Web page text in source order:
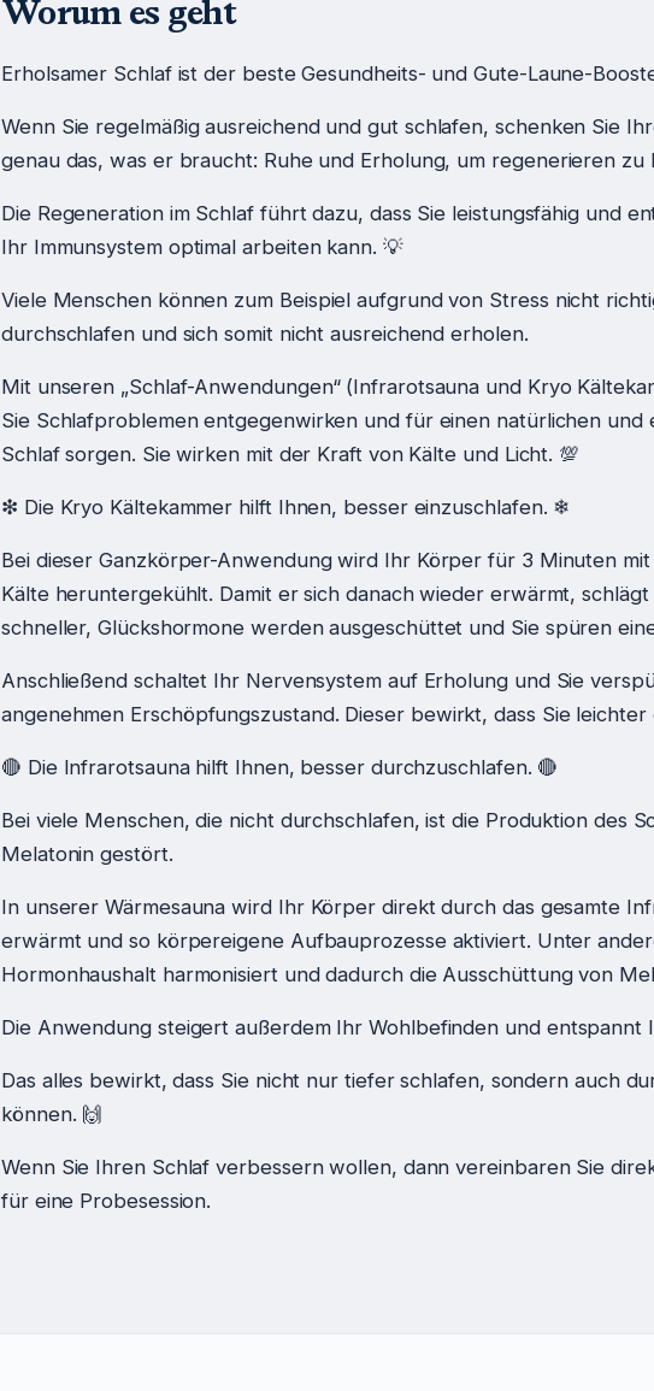
Worum es geht
Erholsamer Schlaf ist der beste Gesundheits- und Gute-Laune-
Wenn Sie regelmäßig ausreichend und gut schlafen, schenken Sie
genau das, was er braucht: Ruhe und Erholung, um regenerieren zu
Die Regeneration im Schlaf führt dazu, dass Sie leistungsfähig und
Ihr Immunsystem optimal arbeiten kann. 💡
Viele Menschen können zum Beispiel aufgrund von Stress nicht
durchschlafen und sich somit nicht ausreichend erholen.
Mit unseren „Schlaf-Anwendungen“ (Infrarotsauna und Kryo
Sie Schlafproblemen entgegenwirken und für einen natürlichen und
Schlaf sorgen. Sie wirken mit der Kraft von Kälte und Licht. 💯
❇ Die Kryo Kältekammer hilft Ihnen, besser einzuschlafen. ❄
Bei dieser Ganzkörper-Anwendung wird Ihr Körper für 3 Minuten
Kälte heruntergekühlt. Damit er sich danach wieder erwärmt,
schneller, Glückshormone werden ausgeschüttet und Sie spüren
Anschließend schaltet Ihr Nervensystem auf Erholung und Sie
angenehmen Erschöpfungszustand. Dieser bewirkt, dass Sie leichter
🔴 Die Infrarotsauna hilft Ihnen, besser durchzuschlafen. 🔴
Bei viele Menschen, die nicht durchschlafen, ist die Produktion des
Melatonin gestört.
In unserer Wärmesauna wird Ihr Körper direkt durch das gesamte
erwärmt und so körpereigene Aufbauprozesse aktiviert. Unter
Hormonhaushalt harmonisiert und dadurch die Ausschüttung von
Die Anwendung steigert außerdem Ihr Wohlbefinden und entspannt
Das alles bewirkt, dass Sie nicht nur tiefer schlafen, sondern auch
können. 🙌
Wenn Sie Ihren Schlaf verbessern wollen, dann vereinbaren Sie
für eine Probesession.